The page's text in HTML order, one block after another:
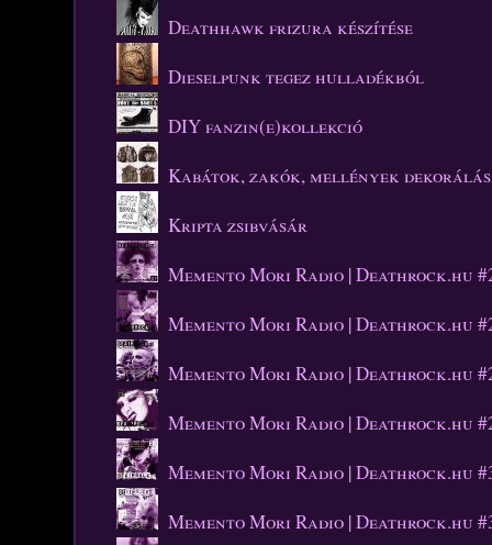
Deathhawk frizura készítése
Dieselpunk tegez hulladékból
DIY fanzin(e)kollekció
Kabátok, zakók, mellények
Kripta zsibvásár
Memento Mori Radio | Deathrock.hu
Memento Mori Radio | Deathrock.hu
Memento Mori Radio | Deathrock.hu
Memento Mori Radio | Deathrock.hu
Memento Mori Radio | Deathrock.hu
Memento Mori Radio | Deathrock.hu